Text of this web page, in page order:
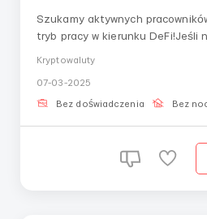
Szukamy aktywnych
tryb pracy w kierunku DeFi!Jeśli
kierunku, to Twoja szansa!Co
podstaw w kierunku DeFi –
Kryptowaluty
07-03-2025
Bez doświadczenia Bez